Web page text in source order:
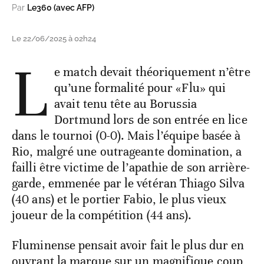
Par Le360 (avec AFP)
Le 22/06/2025 à 02h24
L e match devait théoriquement n’être
qu’une formalité pour «Flu» qui
avait tenu tête au Borussia
Dortmund lors de son entrée en lice
dans le tournoi (0-0). Mais l’équipe basée à
Rio, malgré une outrageante domination, a
failli être victime de l’apathie de son arrière-
garde, emmenée par le vétéran Thiago Silva
(40 ans) et le portier Fabio, le plus vieux
joueur de la compétition (44 ans).
Fluminense pensait avoir fait le plus dur en